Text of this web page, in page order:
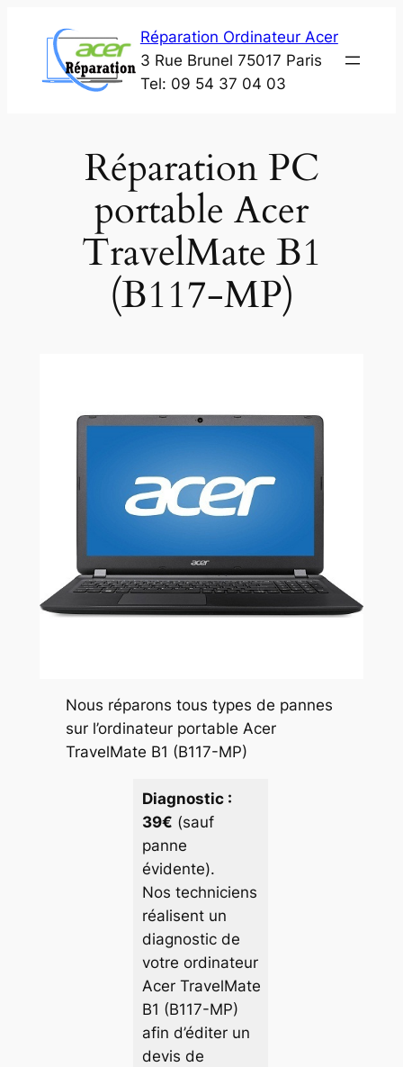
contenu
Réparation Ordinateur Acer
3 Rue Brunel 75017 Paris
Tel: 09 54 37 04 03
Réparation PC
portable Acer
TravelMate B1
(B117-MP)
Nous réparons tous types de pannes
sur l’ordinateur portable Acer
TravelMate B1 (B117-MP)
Diagnostic :
39€ (sauf
panne
évidente).
Nos techniciens
réalisent un
diagnostic de
votre ordinateur
Acer TravelMate
B1 (B117-MP)
afin d’éditer un
devis de